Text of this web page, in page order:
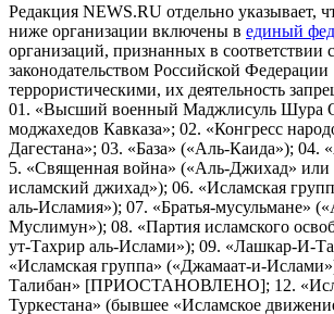
Редакция NEWS.RU отдельно указывает,
ниже организации включены в единый
организаций, признанных в соответствии с
законодательством Российской Федерации
террористическими, их деятельность
01. «Высший военный Маджлисуль Шура
моджахедов Кавказа»; 02. «Конгресс
Дагестана»; 03. «База» («Аль-Каида»); 04.
5. «Священная война» («Аль-Джихад» или
исламский джихад»); 06. «Исламская
аль-Исламия»); 07. «Братья-мусульмане»
Муслимун»); 08. «Партия исламского
ут-Тахрир аль-Ислами»); 09. «Лашкар-И-
«Исламская группа» («Джамаат-и-
Талибан» [ПРИОСТАНОВЛЕНО]; 12.
Туркестана» (бывшее «Исламское